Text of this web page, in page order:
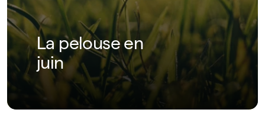
La pelouse en
juin